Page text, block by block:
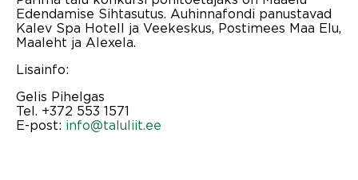
Edendamise Sihtasutus. Auhinnafondi panustavad
Kalev Spa Hotell ja Veekeskus, Postimees Maa Elu,
Maaleht ja Alexela.
Lisainfo:
Gelis Pihelgas
Tel. +372 553 1571
E-post: info@taluliit.ee